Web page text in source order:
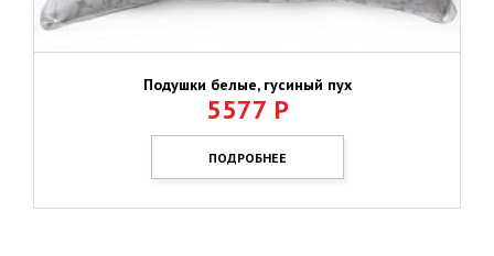
Подушки белые, гусиный пух
5577 Р
ПОДРОБНЕЕ